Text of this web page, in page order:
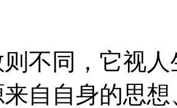
同，它视人
自自身的思